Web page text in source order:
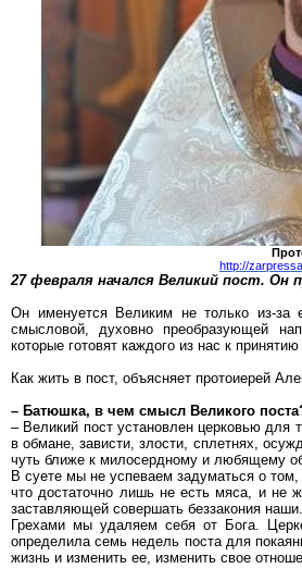
http://
27 февраля начался Великий пост. Он
Он именуется Великим не только из-за
смысловой, духовно преобразующей
которые готовят каждого из нас к
Как жить в пост, объясняет протоиерей
– Батюшка, в чем смысл Великого
– Великий пост установлен церковью для
в обмане, зависти, злости, сплетнях,
чуть ближе к милосердному и любящему
В суете мы не успеваем задуматься о
что достаточно лишь не есть мяса, и не
заставляющей совершать беззакония наши.
Грехами мы удаляем себя от Бога.
определила семь недель поста для
жизнь и изменить ее, изменить свое